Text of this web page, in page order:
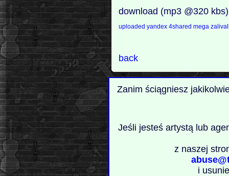
download (mp3 @320
uploadedyandex4sharedmega
back
Zanim ściągniesz
Jeśli jesteś artystą lub
z naszej
i